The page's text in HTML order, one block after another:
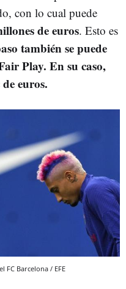
con lo cual puede
de euros. Esto es
también se puede
Play. En su caso,
euros.
Barcelona / EFE